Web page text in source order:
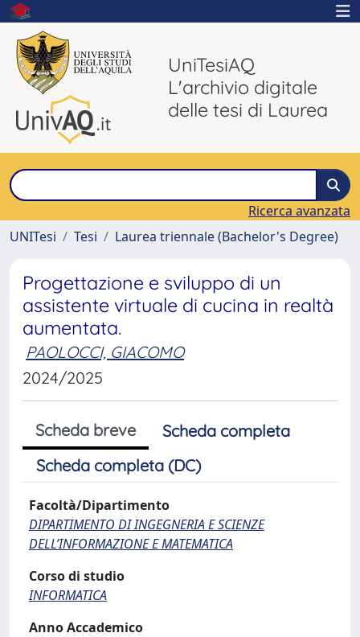
UniTesiAQ
L'archivio digitale
delle tesi di Laurea
Ricerca avanzata
UNITesi
Tesi Laurea triennale (Bachelor's Degree)
Progettazione e sviluppo di un
assistente virtuale di cucina in realtà
aumentata.
PAOLOCCI, GIACOMO
2024/2025
Scheda breve
Scheda completa
Scheda completa (DC)
Facoltà/Dipartimento
DIPARTIMENTO DI INGEGNERIA E SCIENZE
DELL’INFORMAZIONE E MATEMATICA
Corso di studio
INFORMATICA
Anno Accademico